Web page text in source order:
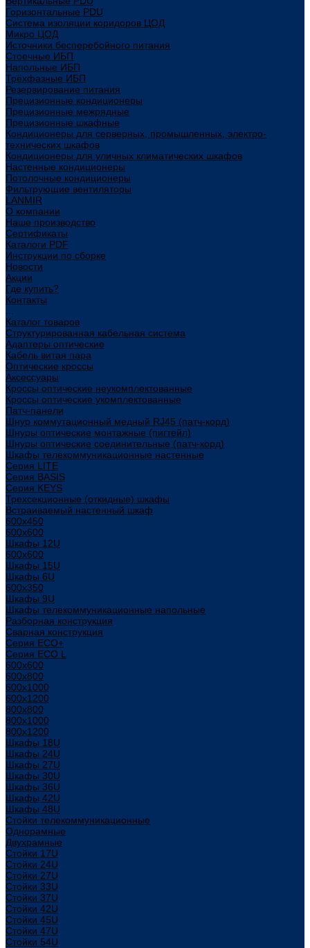
Горизонтальные PDU
Система изоляции коридоров ЦОД
Микро ЦОД
Источники бесперебойного питания
Стоечные ИБП
Напольные ИБП
Трёхфазные ИБП
Резервирование питания
Прецизионные кондиционеры
Прецизионные межрядные
Прецизионные шкафные
Кондиционеры для серверных, промышленных, электро-
технических шкафов
Кондиционеры для уличных климатических шкафов
Настенные кондиционеры
Потолочные кондиционеры
Фильтрующие вентиляторы
LANMIR
О компании
Наше производство
Сертификаты
Каталоги PDF
Инструкции по сборке
Новости
Акции
Где купить?
Контакты
Каталог товаров
Структурированная кабельная система
Адаптеры оптические
Кабель витая пара
Оптические кроссы
Аксессуары
Кроссы оптические неукомплектованные
Кроссы оптические укомплектованные
Патч-панели
Шнур коммутационный медный RJ45 (патч-корд)
Шнуры оптические монтажные (пигтейл)
Шнуры оптические соединительные (патч-корд)
Шкафы телекоммуникационные настенные
Cерия LITE
Cерия BASIS
Cерия KEYS
Трехсекционные (откидные) шкафы
Встраиваемый настенный шкаф
600x450
600x600
Шкафы 12U
600x600
Шкафы 15U
Шкафы 6U
600x350
Шкафы 9U
Шкафы телекоммуникационные напольные
Разборная конструкция
Сварная конструкция
Серия ECO+
Серия ECO L
600x600
600x800
600х1000
600х1200
800x800
800х1000
800х1200
Шкафы 18U
Шкафы 24U
Шкафы 27U
Шкафы 30U
Шкафы 36U
Шкафы 42U
Шкафы 48U
Стойки телекоммуникационные
Однорамные
Двухрамные
Стойки 17U
Стойки 24U
Стойки 27U
Стойки 33U
Стойки 37U
Стойки 42U
Стойки 45U
Стойки 47U
Стойки 54U